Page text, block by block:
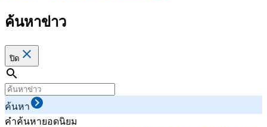
ค้นหาข่าว
ปิด
ค้นหา
คำค้นหายอดนิยม